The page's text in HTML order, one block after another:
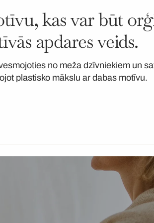
kas var būt
apdares veids.
no meža dzīvniekiem un
plastisko mākslu ar dabas motīvu.